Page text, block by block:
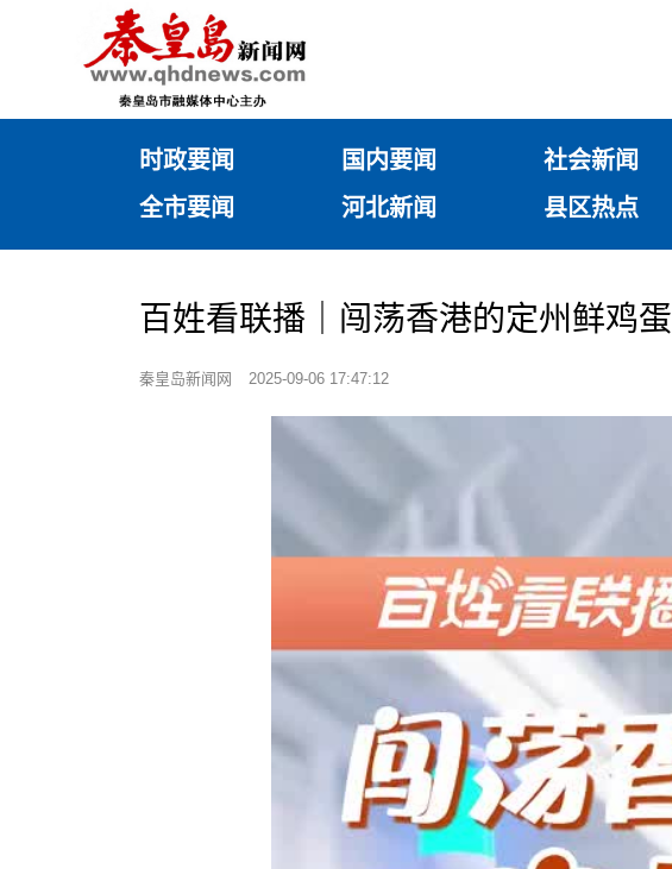
时政要闻 国内要闻 社会新闻
全市要闻
河北新闻 县区热点
百姓看联播｜闯荡香港的定州鲜鸡蛋
秦皇岛新闻网 2025-09-06 17:47:12